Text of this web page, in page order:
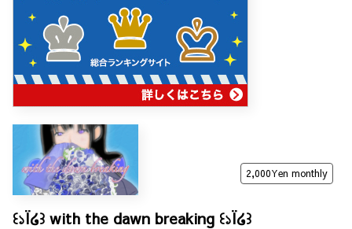
2,000Yen monthly
꒰১Ï໒꒱ with the dawn breaking ꒰১Ï໒꒱